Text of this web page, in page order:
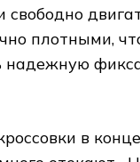
плотными,
надежную
в